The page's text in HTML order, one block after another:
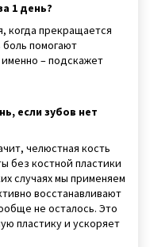
1 день?
когда прекращается
помогают
– подскажет
если зубов нет
челюстная кость
без костной пластики
случаях мы применяем
восстанавливают
не осталось. Это
пластику и ускоряет